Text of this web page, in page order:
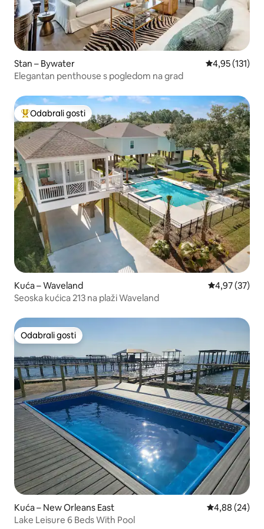
Stan – Bywater Prosječna
4,95 (131)
Elegantan penthouse s pogledom na grad
Među najviše rangiranima s oznakom „Odabrali gosti”
Odabrali gosti
Kuća – Waveland Prosječna
4,97 (37)
Seoska kućica 213 na plaži Waveland
Odabrali gosti
Odabrali gosti
Kuća – New Orleans East Prosječna
4,88 (24)
Lake Leisure 6 Beds With Pool